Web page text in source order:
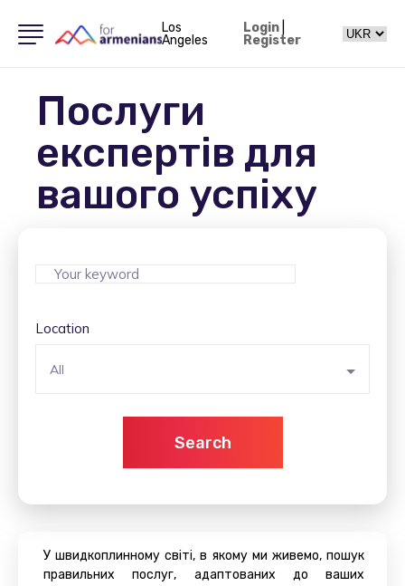
Los
Angeles
Login|
Register
Послуги
експертів для
вашого успіху
Location
All
Search
У швидкоплинному світі, в якому ми живемо, пошук
правильних послуг, адаптованих до ваших